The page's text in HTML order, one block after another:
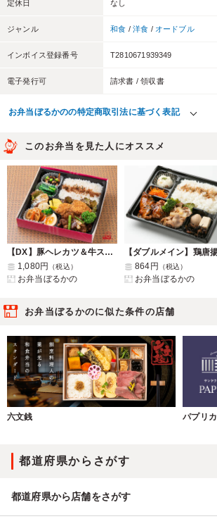
定休日 なし
ジャンル 和食 / 洋食 / オードブル
インボイス登録番号 T2810671939349
電子発行可 請求書 / 領収書
お弁当ぼるかのの特定商取引法に基づく表記
このお弁当を見た人にオススメ
【DX】豚ヘレカツ＆牛スタミナ焼き
1,080円
（税込）
お弁当ぼるかの
864円
（税込）
お弁当ぼるかの
お弁当ぼるかのに似た条件の店舗
六文銭 パプリカ
都道府県からさがす
都道府県から店舗をさがす